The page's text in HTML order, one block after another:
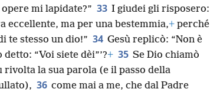
mi lapidate?” 33 I giudei gli risposero:
eccellente, ma per una bestemmia,+ perché
te stesso un dio!” 34 Gesù replicò: “Non è
“Voi siete dèi”’?+ 35 Se Dio chiamò
rivolta la sua parola (e il passo della
36 come mai a me, che dal Padre